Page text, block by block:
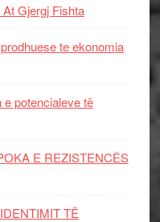
Gjergj Fishta
te ekonomia
potencialeve të
E REZISTENCЁS
TË